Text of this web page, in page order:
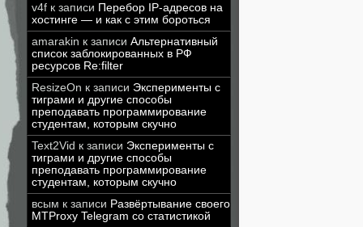
v4f к записи Перебор IP-адресов на
хостинге — и как с этим бороться
amarakin к записи Альтернативный
список заблокированных в РФ
ресурсов Re:filter
ResizeOn к записи Эксперименты с
тиграми и другие способы
преподавать программирование
студентам, которым скучно
Text2Vid к записи Эксперименты с
тиграми и другие способы
преподавать программирование
студентам, которым скучно
всым к записи Развёртывание своего
MTProxy Telegram со статистикой